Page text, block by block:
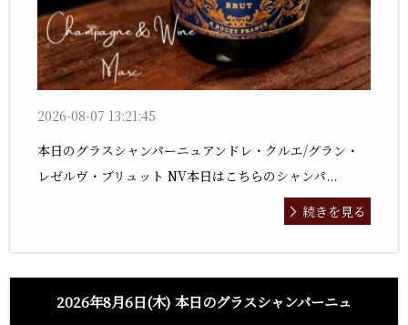
2026-08-07 13:21:45
本日のグラスシャンパーニュアンドレ・クルエ/グラン・
レゼルヴ・ブリュット NV本日はこちらのシャンパ...
続きを見る
2026年8月6日(木) 本日のグラスシャンパーニュ